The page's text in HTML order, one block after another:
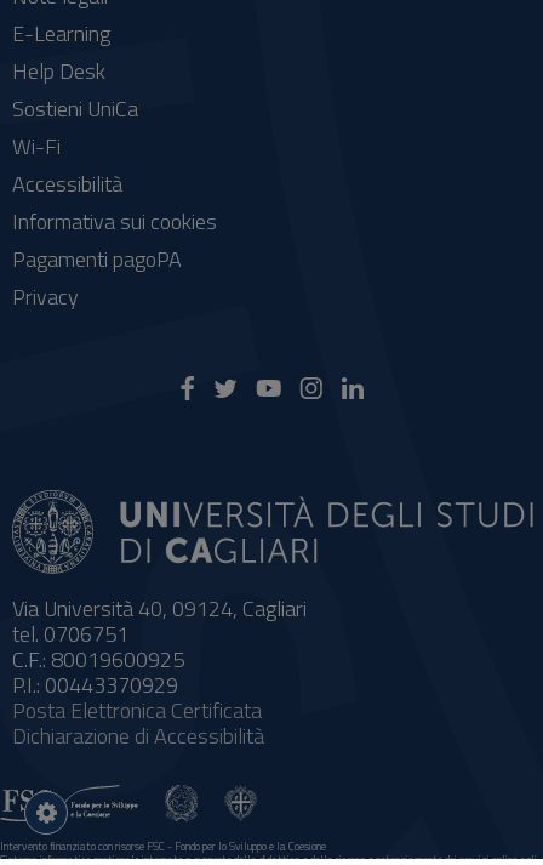
Via Università 40, 09124, Cagliari
tel. 0706751
C.F.: 80019600925
P.I.: 00443370929
Posta Elettronica Certificata
Dichiarazione di Accessibilità
E-Learning
Help Desk
Sostieni UniCa
Wi-Fi
Accessibilità
Informativa sui cookies
Pagamenti pagoPA
Privacy
Intervento finanziato con risorse FSC - Fondo per lo Sviluppo e la Coesione
Sistema informatico gestionale integrato a supporto della didattica e della ricerca e potenziamento dei servizi online agli
Impostazioni
cookie